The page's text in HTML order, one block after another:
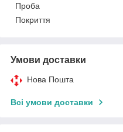
Проба
Покриття
Умови доставки
Нова Пошта
Всі умови доставки